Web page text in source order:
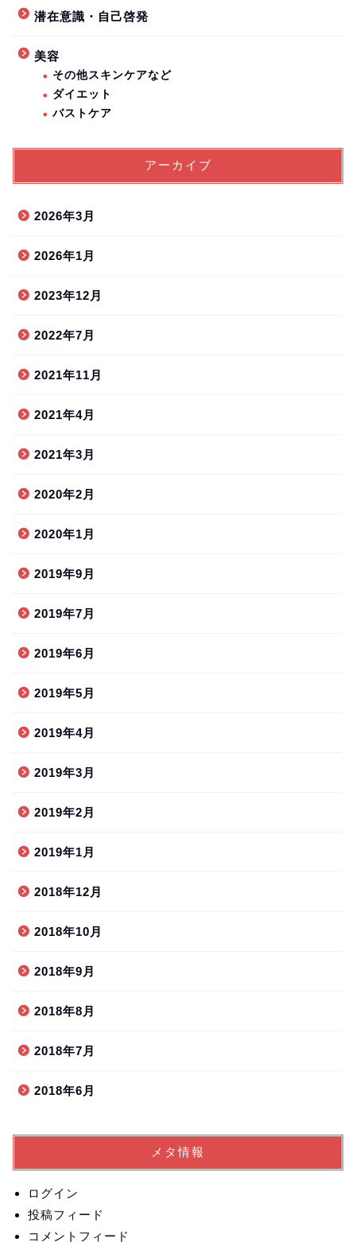
潜在意識・自己啓発
美容
その他スキンケアなど
ダイエット
バストケア
アーカイブ
2026年3月
2026年1月
2023年12月
2022年7月
2021年11月
2021年4月
2021年3月
2020年2月
2020年1月
2019年9月
2019年7月
2019年6月
2019年5月
2019年4月
2019年3月
2019年2月
2019年1月
2018年12月
2018年10月
2018年9月
2018年8月
2018年7月
2018年6月
メタ情報
ログイン
投稿フィード
コメントフィード